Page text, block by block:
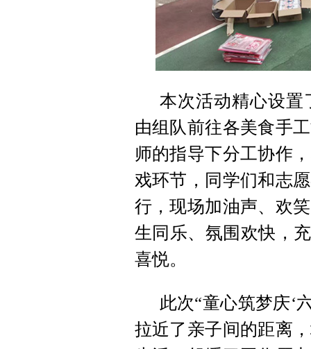
本次活动精心设置
由组队前往各美食手
师的指导下分工协作
戏环节，同学们和志
行，现场加油声、欢
生同乐、氛围欢快，
喜悦。
此次“童心筑梦庆‘
拉近了亲子间的距离